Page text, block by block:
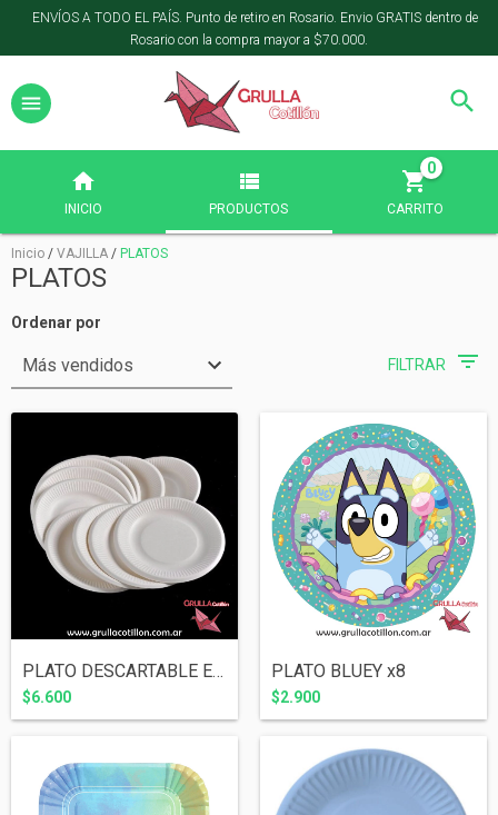
ENVÍOS A TODO EL PAÍS. Punto de retiro en Rosario. Envio GRATIS dentro de
Rosario con la compra mayor a $70.000.
INICIO PRODUCTOS CARRITO
0
Inicio / VAJILLA / PLATOS
PLATOS
Ordenar por
FILTRAR
PLATO DESCARTABLE ECONOMICO x50
$6.600
PLATO BLUEY x8
$2.900